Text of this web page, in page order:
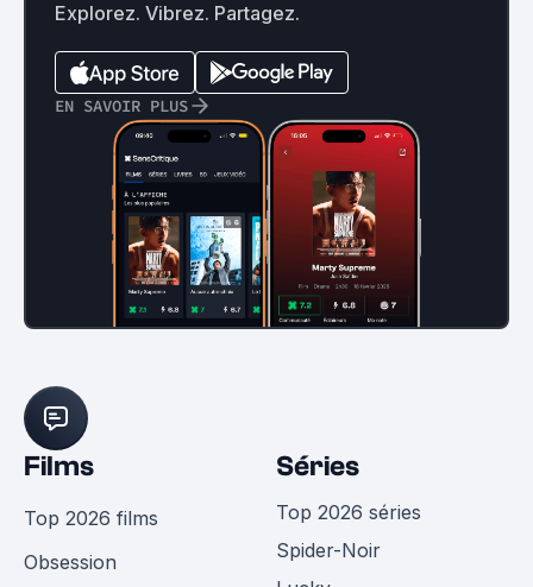
Explorez. Vibrez. Partagez.
EN SAVOIR PLUS
Films
Top 2026 films
Obsession
Séries
Top 2026 séries
Spider-Noir